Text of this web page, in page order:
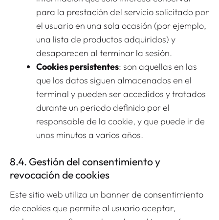
para la prestación del servicio solicitado por
el usuario en una sola ocasión (por ejemplo,
una lista de productos adquiridos) y
desaparecen al terminar la sesión.
Cookies persistentes: son aquellas en las
que los datos siguen almacenados en el
terminal y pueden ser accedidos y tratados
durante un periodo definido por el
responsable de la cookie, y que puede ir de
unos minutos a varios años.
8.4. Gestión del consentimiento y
revocación de cookies
Este sitio web utiliza un banner de consentimiento
de cookies que permite al usuario aceptar,